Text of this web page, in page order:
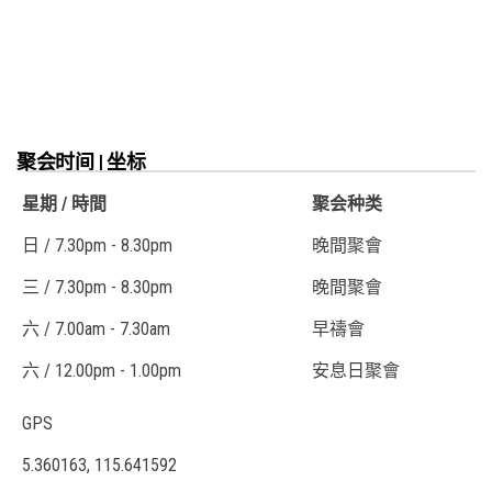
聚会时间 | 坐标
星期 / 時間
聚会种类
日 / 7.30pm - 8.30pm
晚間聚會
三 / 7.30pm - 8.30pm
晚間聚會
六 / 7.00am - 7.30am
早禱會
六 / 12.00pm - 1.00pm
安息日聚會
GPS
5.360163, 115.641592